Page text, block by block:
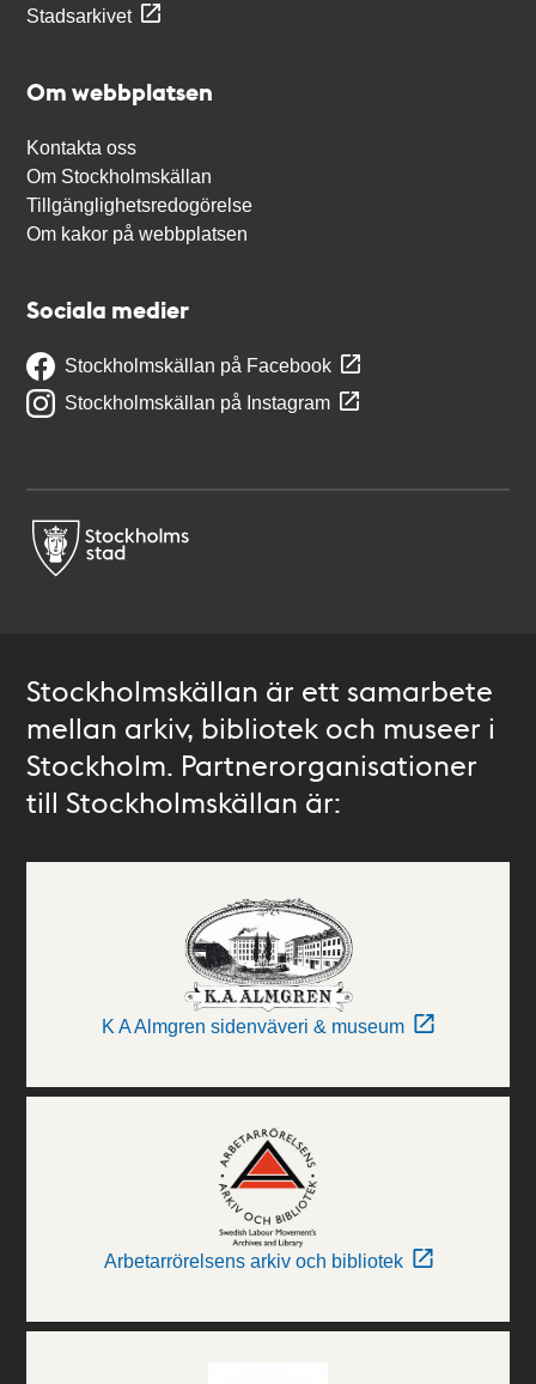
Stadsarkivet
Om webbplatsen
Kontakta oss
Om Stockholmskällan
Tillgänglighetsredogörelse
Om kakor på webbplatsen
Sociala medier
Stockholmskällan på Facebook
Stockholmskällan på Instagram
Stockholmskällan är ett samarbete
mellan arkiv, bibliotek och museer i
Stockholm. Partnerorganisationer
till Stockholmskällan är:
K A Almgren sidenväveri & museum
Arbetarrörelsens arkiv och bibliotek